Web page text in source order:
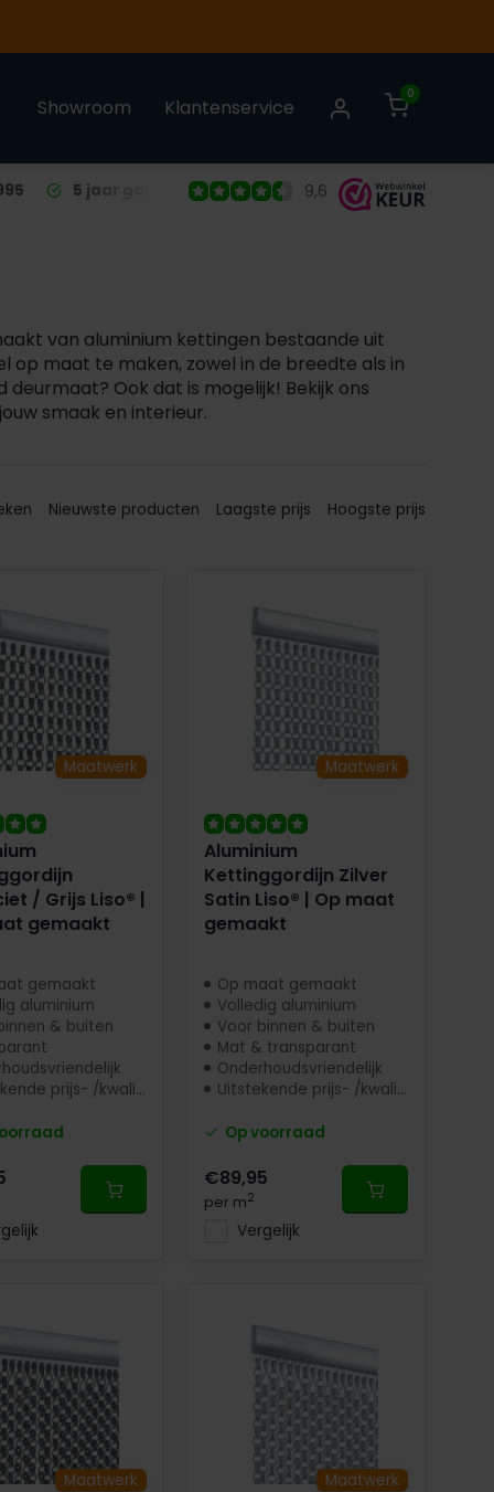
Showroom Klantenservice
0
5 jaar garantieop alle Liso® Vliegengordijnen
9,6
van aluminium kettingen bestaande uit
op maat te maken, zowel in de breedte als in
Ook dat is mogelijk! Bekijk ons
smaak en interieur.
Nieuwste producten Laagste prijs Hoogste prijs
Maatwerk
/ Grijs Liso® |
gemaakt
gemaakt
aluminium
& buiten
prijs- /kwaliteit
Maatwerk
Aluminium
Kettinggordijn Zilver
Satin Liso® | Op maat
gemaakt
Op maat gemaakt
Volledig aluminium
Voor binnen & buiten
Mat & transparant
Onderhoudsvriendelijk
Uitstekende prijs- /kwaliteit
Op voorraad
€89,95
per m2
Vergelijk
Maatwerk Maatwerk